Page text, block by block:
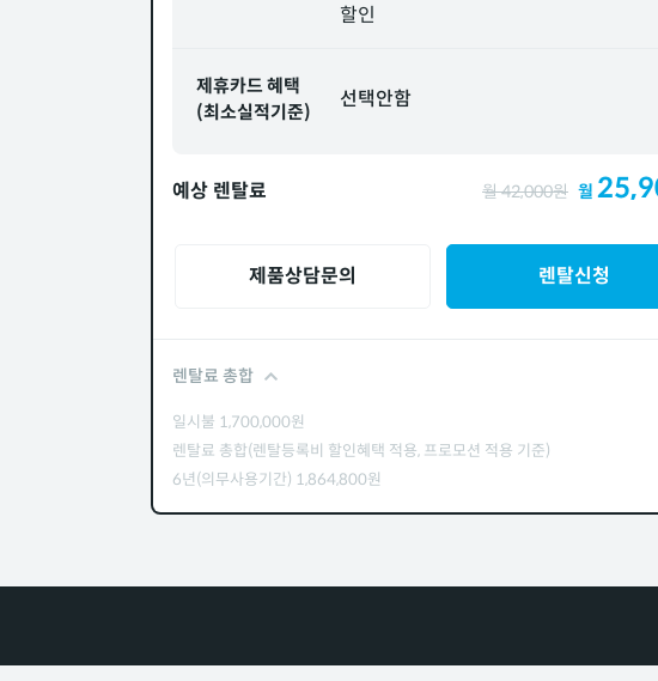
할인
제휴카드 혜택
(최소실적기준)
선택안함
예상 렌탈료 월42,000원 월
제품상담문의 렌탈신청
렌탈료 총합
일시불 1,700,000원
렌탈료 총합(렌탈등록비 할인혜택 적용, 프로모션 적용 기준)
6년(의무사용기간) 1,864,800원